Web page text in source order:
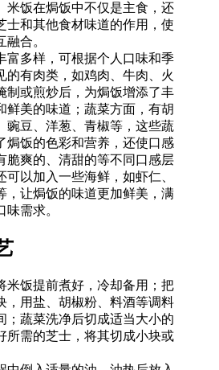
米饭在焗饭中不仅是主食，还
士和其他食材味道的作用，使
合。
富多样，可根据个人口味和季
的有肉类，如鸡肉、牛肉、火
制或煎炒后，为焗饭增添了丰
鲜美的味道；蔬菜方面，有胡
豌豆、洋葱、青椒等，这些蔬
焗饭的色彩和营养，还使口感
脆爽的、清甜的等不同口感层
可以加入一些海鲜，如虾仁、
，让焗饭的味道更加鲜美，满
味需求。
米饭提前煮好，冷却备用；把
，用盐、胡椒粉、料酒等调料
；蔬菜洗净后切成适当大小的
所需的芝士，将其切成小块或